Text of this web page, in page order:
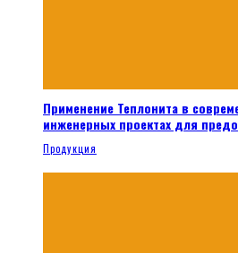
Применение Теплонита в
инженерных проектах для
Продукция